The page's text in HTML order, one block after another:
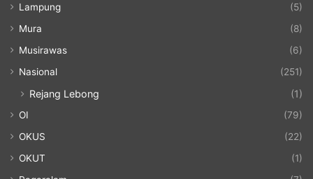
Lampung
(5)
Mura
(8)
Musirawas
(6)
Nasional
(251)
Rejang Lebong (1)
OI
(79)
OKUS
(22)
OKUT
(1)